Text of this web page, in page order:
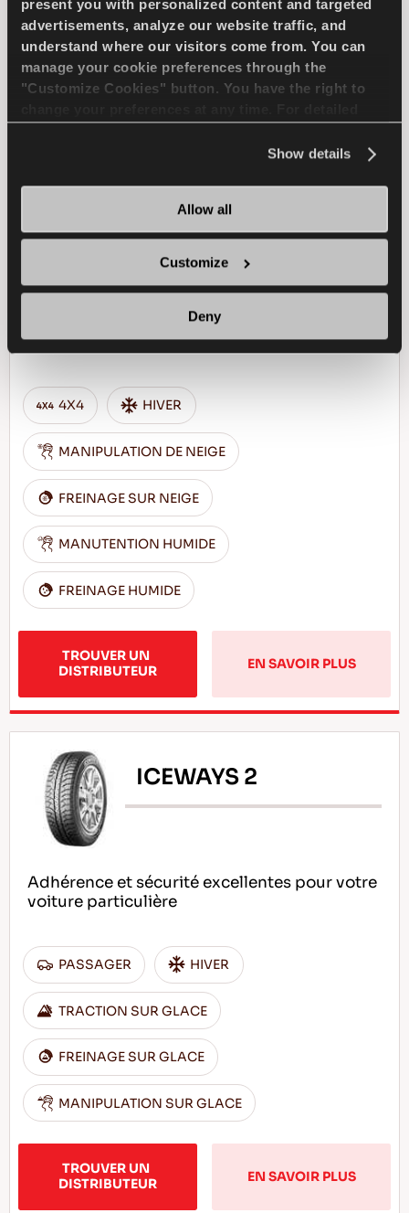
present you with personalized content and targeted
advertisements, analyze our website traffic, and
understand where our visitors come from. You can
manage your cookie preferences through the
"Customize Cookies" button. You have the right to
Show details
Allow all
Customize
Deny
FREINAGE HUMIDE
TROUVER UN
COMPETUS WINTER 2
+
Défier l'hiver - Une conduite sûre pour votre
SUV
4X4 HIVER
MANIPULATION DE NEIGE
FREINAGE SUR NEIGE
MANUTENTION HUMIDE
FREINAGE HUMIDE
TROUVER UN
DISTRIBUTEUR
EN SAVOIR PLUS
ICEWAYS 2
Adhérence et sécurité excellentes pour votre
voiture particulière
PASSAGER HIVER
TRACTION SUR GLACE
FREINAGE SUR GLACE
MANIPULATION SUR GLACE
TROUVER UN
DISTRIBUTEUR
EN SAVOIR PLUS